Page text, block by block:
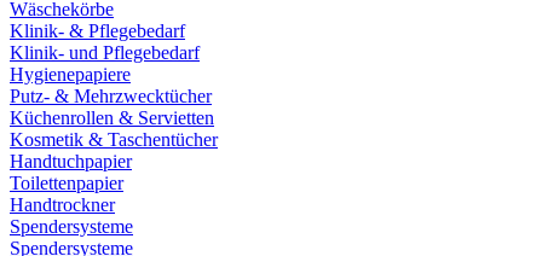
Wäschekörbe
Klinik- & Pflegebedarf
Klinik- und Pflegebedarf
Hygienepapiere
Putz- & Mehrzwecktücher
Küchenrollen & Servietten
Kosmetik & Taschentücher
Handtuchpapier
Toilettenpapier
Handtrockner
Spendersysteme
Spendersysteme